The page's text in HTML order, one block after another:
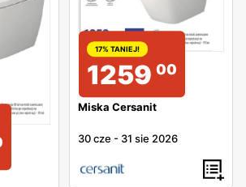
17% TANIEJ!
1259 00
Miska Cersanit
30 cze - 31 sie 2026